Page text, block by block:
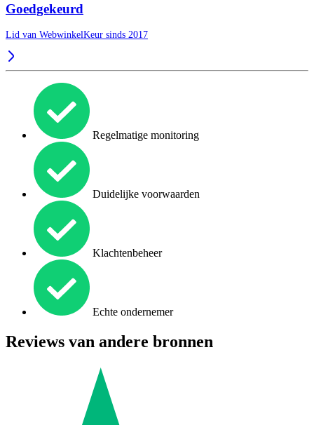
Goedgekeurd
Lid van WebwinkelKeur sinds 2017
Regelmatige monitoring
Duidelijke voorwaarden
Klachtenbeheer
Echte ondernemer
Reviews van andere bronnen